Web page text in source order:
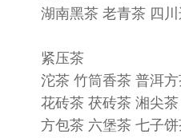
湖南黑茶 老青茶 四川
紧压茶
沱茶 竹筒香茶 普洱方
花砖茶 茯砖茶 湘尖茶
方包茶 六堡茶 七子饼